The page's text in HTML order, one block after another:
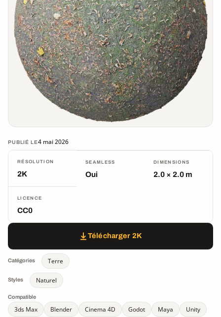
PUBLIÉ LE4 mai 2026
RÉSOLUTION
2K
SEAMLESS
Oui
DIMENSIONS
2.0 × 2.0 m
LICENCE
CC0
Télécharger 2K
Catégories Terre
Styles Naturel
Compatible
3ds Max Blender Cinema 4D Godot Maya
Unity